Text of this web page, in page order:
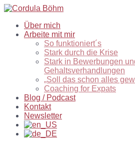
Über mich
Arbeite mit mir
So funktioniert´s
Stark durch die Krise
Stark in Bewerbungen
Gehaltsverhandlungen
„Soll das schon alles
Coaching for Expats
Blog / Podcast
Kontakt
Newsletter